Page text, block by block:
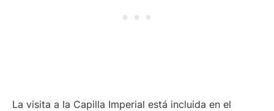
La visita a la Capilla Imperial está incluida en el